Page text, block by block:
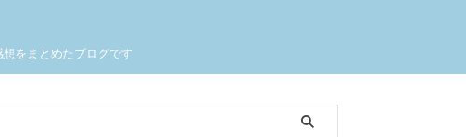
をまとめたブログです